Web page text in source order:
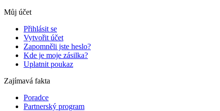
Můj účet
Přihlásit se
Vytvořit účet
Zapomněli jste heslo?
Kde je moje zásilka?
Uplatnit poukaz
Zajímavá fakta
Poradce
Partnerský program